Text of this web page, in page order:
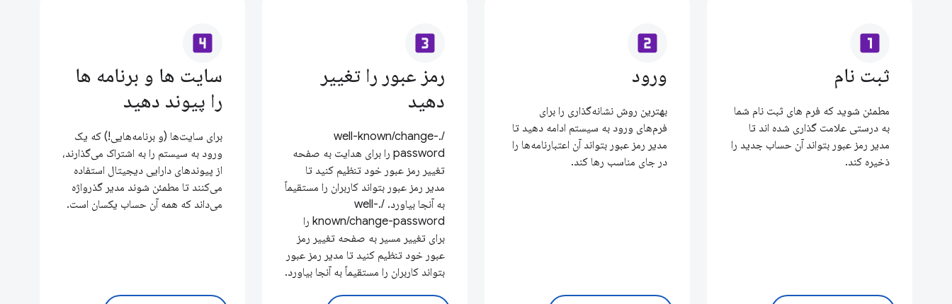
looks_one
ثبت نام
مطمئن شوید که فرم های ثبت نام شما
به درستی علامت گذاری شده اند تا
مدیر رمز عبور بتواند آن حساب جدید را
ذخیره کند.
looks_two
ورود
بهترین روش نشانه‌گذاری را برای
فرم‌های ورود به سیستم ادامه دهید تا
مدیر رمز عبور بتواند آن اعتبارنامه‌ها را
در جای مناسب رها کند.
looks_3
رمز عبور را تغییر
دهید
/.well-known/change-
password را برای هدایت به صفحه
تغییر رمز عبور خود تنظیم کنید تا
مدیر رمز عبور بتواند کاربران را مستقیماً
به آنجا بیاورد. /.well-
known/change-password را
برای تغییر مسیر به صفحه تغییر رمز
عبور خود تنظیم کنید تا مدیر رمز عبور
بتواند کاربران را مستقیماً به آنجا بیاورد.
looks_4
سایت ها و برنامه ها
را پیوند دهید
برای سایت‌ها (و برنامه‌هایی!) که یک
ورود به سیستم را به اشتراک می‌گذارند،
از پیوندهای دارایی دیجیتال استفاده
می‌کنند تا مطمئن شوند مدیر گذرواژه
می‌داند که همه آن حساب یکسان است.